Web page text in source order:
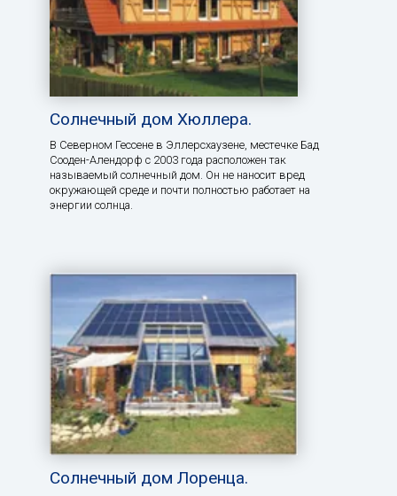
Солнечный дом Хюллера.
В Северном Гессене в Эллерсхаузене, местечке Бад
Сооден-Алендорф с 2003 года расположен так
называемый солнечный дом. Он не наносит вред
окружающей среде и почти полностью работает на
энергии солнца.
Солнечный дом Лоренца.